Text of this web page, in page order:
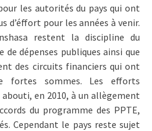
les autorités du pays qui ont
d’éffort pour les années à venir.
restent la discipline du
dépenses publiques ainsi que
des circuits financiers qui ont
fortes sommes. Les efforts
en 2010, à un allègement
du programme des PPTE,
Cependant le pays reste sujet